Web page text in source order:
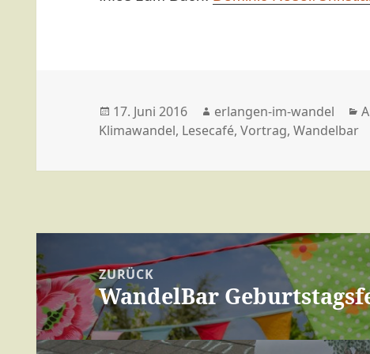
Veröffentlicht
am
17. Juni 2016 Autor
erlangen-im-wandel
Klimawandel, Lesecafé,Vortrag,Wandelbar
ZURÜCK
Vorheriger
Beitrag:
WandelBar